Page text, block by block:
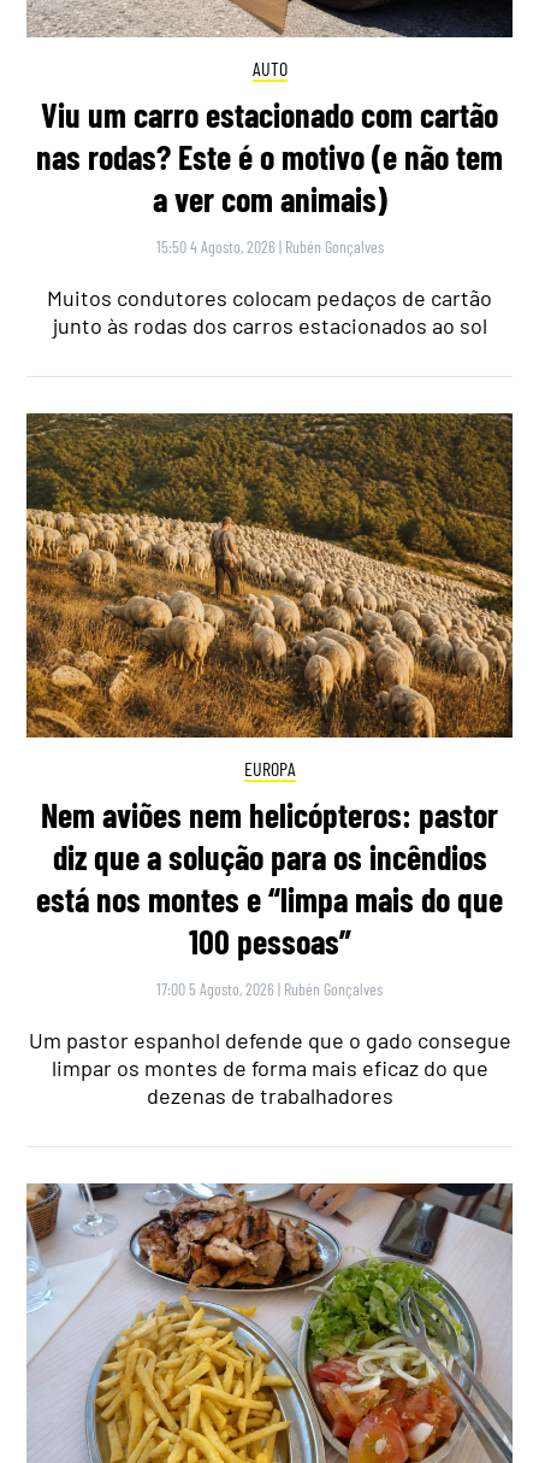
AUTO
Viu um carro estacionado com cartão
nas rodas? Este é o motivo (e não tem
a ver com animais)
15:50 4 Agosto, 2026 | Rubén Gonçalves
Muitos condutores colocam pedaços de cartão
junto às rodas dos carros estacionados ao sol
EUROPA
Nem aviões nem helicópteros: pastor
diz que a solução para os incêndios
está nos montes e “limpa mais do que
100 pessoas”
17:00 5 Agosto, 2026 | Rubén Gonçalves
Um pastor espanhol defende que o gado consegue
limpar os montes de forma mais eficaz do que
dezenas de trabalhadores